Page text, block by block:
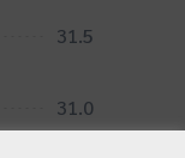
31.0
31.5